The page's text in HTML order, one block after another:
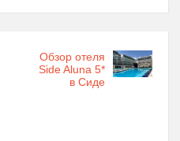
Обзор отеля
Side Aluna 5*
в Сиде